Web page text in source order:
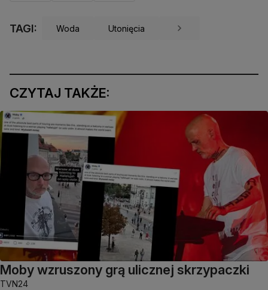
TAGI: Woda Utonięcia
CZYTAJ TAKŻE:
Moby wzruszony grą ulicznej skrzypaczki
TVN24